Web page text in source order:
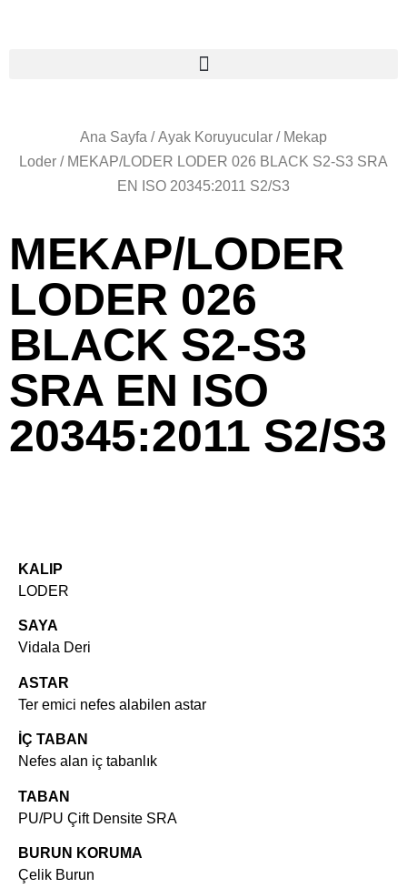
Ana Sayfa /Ayak Koruyucular / Mekap
Loder / MEKAP/LODER LODER 026 BLACK S2-S3 SRA
EN ISO 20345:2011 S2/S3
MEKAP/LODER
LODER 026
BLACK S2-S3
SRA EN ISO
20345:2011 S2/S3
KALIP
LODER
SAYA
Vidala Deri
ASTAR
Ter emici nefes alabilen astar
İÇ TABAN
Nefes alan iç tabanlık
TABAN
PU/PU Çift Densite SRA
BURUN KORUMA
Çelik Burun